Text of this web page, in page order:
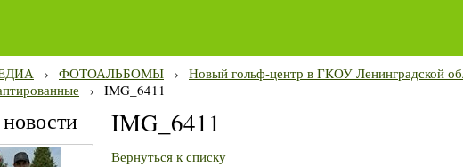
› ФОТОАЛЬБОМЫ › Новый гольф-центр в ГКОУ Ленинградской
› IMG_6411
IMG_6411
Вернуться к списку